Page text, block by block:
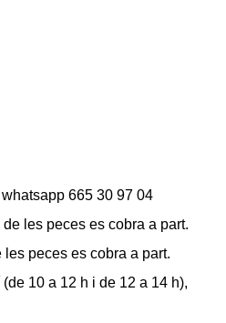
665 30 97 04
les peces es cobra a part.
peces es cobra a part.
10 a 12 h i de 12 a 14 h),